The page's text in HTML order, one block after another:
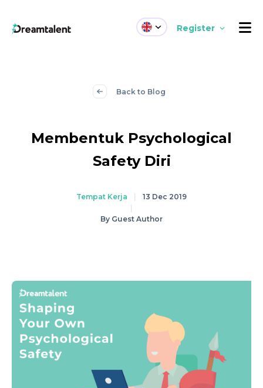
Register
Back to Blog
Membentuk Psychological
Safety Diri
Tempat Kerja
13 Dec 2019
By Guest Author